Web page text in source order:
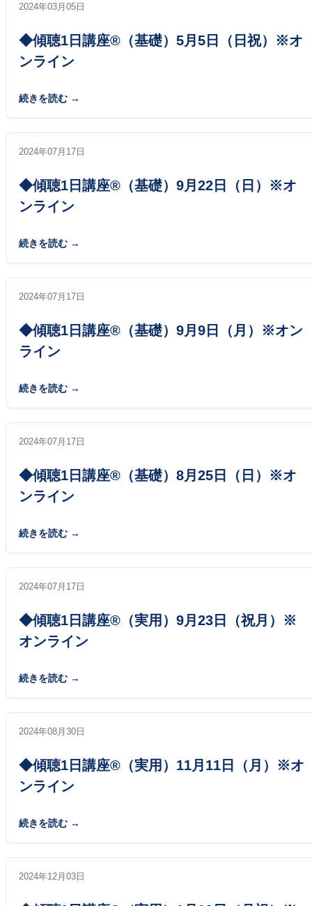
2024年03月05日
◆傾聴1日講座®（基礎）5月5日（日祝）※オ
ンライン
続きを読む
2024年07月17日
◆傾聴1日講座®（基礎）9月22日（日）※オ
ンライン
続きを読む
2024年07月17日
◆傾聴1日講座®（基礎）9月9日（月）※オン
ライン
続きを読む
2024年07月17日
◆傾聴1日講座®（基礎）8月25日（日）※オ
ンライン
続きを読む
2024年07月17日
◆傾聴1日講座®（実用）9月23日（祝月）※
オンライン
続きを読む
2024年08月30日
◆傾聴1日講座®（実用）11月11日（月）※オ
ンライン
続きを読む
2024年12月03日